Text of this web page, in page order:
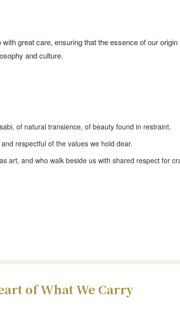
great care, ensuring that the essence of our
and culture.
of natural transience, of beauty found in restraint.
respectful of the values we hold dear.
art, and who walk beside us with shared respect for
of What We Carry